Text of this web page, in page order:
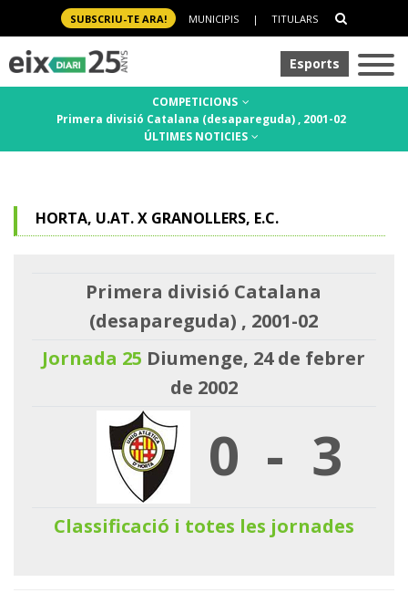
SUBSCRIU-TE ARA! MUNICIPIS | TITULARS
Esports
COMPETICIONS
Primera divisió Catalana (desapareguda) , 2001-02
ÚLTIMES NOTICIES
HORTA, U.AT. X GRANOLLERS, E.C.
Primera divisió Catalana
(desapareguda) , 2001-02
Jornada 25 Diumenge, 24 de febrer
de 2002
0 - 3
Classificació i totes les jornades